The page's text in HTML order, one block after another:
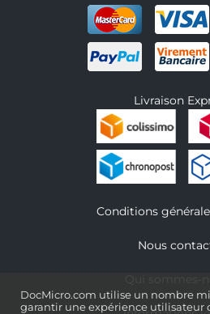
DocMicro.com utilise un nombre
garantir une expérience
Livraison
Conditions
Nous